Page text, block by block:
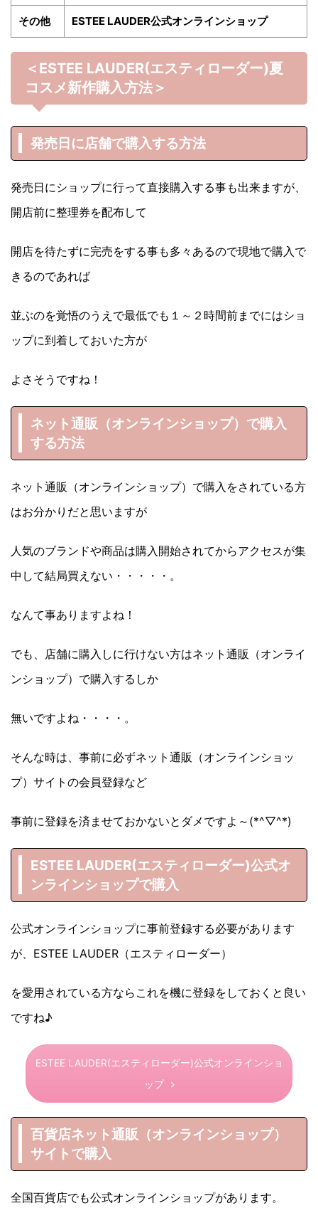
その他 ESTEE LAUDER公式オンラインショップ
＜ESTEE LAUDER(エスティローダー)夏
コスメ新作購入方法＞
発売日に店舗で購入する方法
発売日にショップに行って直接購入する事も出来ますが、
開店前に整理券を配布して
開店を待たずに完売をする事も多々あるので現地で購入で
きるのであれば
並ぶのを覚悟のうえで最低でも１～２時間前までにはショ
ップに到着しておいた方が
よさそうですね！
ネット通販（オンラインショップ）で購入
する方法
ネット通販（オンラインショップ）で購入をされている方
はお分かりだと思いますが
人気のブランドや商品は購入開始されてからアクセスが集
中して結局買えない・・・・・。
なんて事ありますよね！
でも、店舗に購入しに行けない方はネット通販（オンライ
ンショップ）で購入するしか
無いですよね・・・・。
そんな時は、事前に必ずネット通販（オンラインショッ
プ）サイトの会員登録など
事前に登録を済ませておかないとダメですよ～(*^▽^*)
ESTEE LAUDER(エスティローダー)公式オ
ンラインショップで購入
公式オンラインショップに事前登録する必要があります
が、ESTEE LAUDER（エスティローダー）
を愛用されている方ならこれを機に登録をしておくと良い
ですね♪
ESTEE LAUDER(エスティローダー)公式オンラインショ
ップ
百貨店ネット通販（オンラインショップ）
サイトで購入
全国百貨店でも公式オンラインショップがあります。